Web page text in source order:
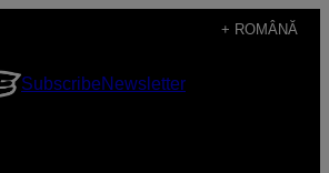
+ ROMÂNĂ
SubscribeNewsletter